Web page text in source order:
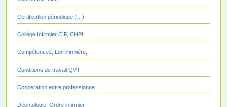
Certification périodique (…)
Collège Infirmier CIF, CNPI,
Compétences, Loi infirmière,
Conditions de travail QVT
Coopération entre professionne
Déontologie, Ordre infirmier